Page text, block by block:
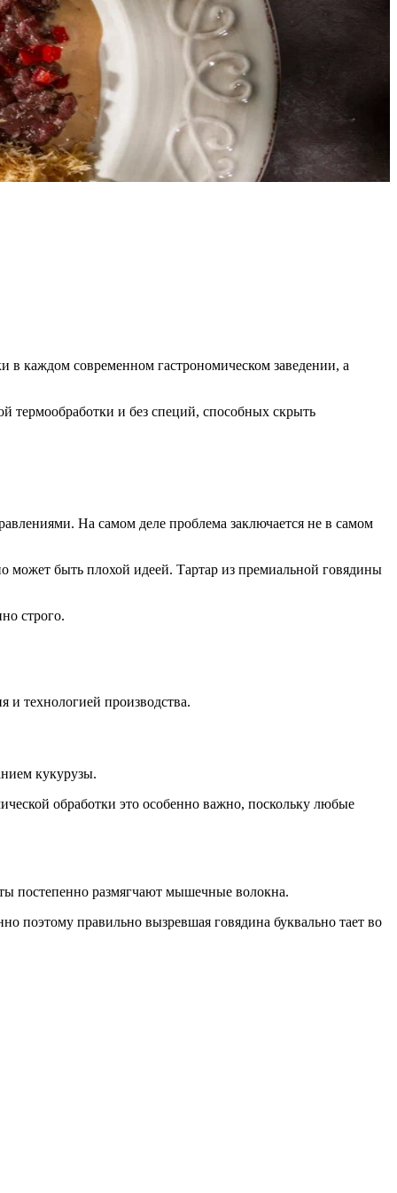
в каждом современном гастрономическом заведении, а
термообработки и без специй, способных скрыть
На самом деле проблема заключается не в самом
может быть плохой идеей. Тартар из премиальной говядины
строго.
и технологией производства.
кукурузы.
обработки это особенно важно, поскольку любые
постепенно размягчают мышечные волокна.
поэтому правильно вызревшая говядина буквально тает во